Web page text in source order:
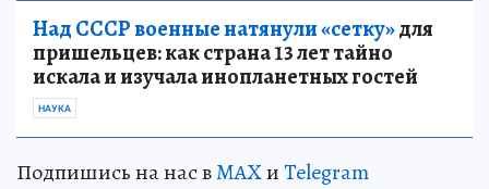
Над СССР военные натянули «сетку»для
пришельцев: как страна 13 лет тайно
искала и изучала инопланетных гостей
НАУКА
Подпишись на нас вMAXиTelegram